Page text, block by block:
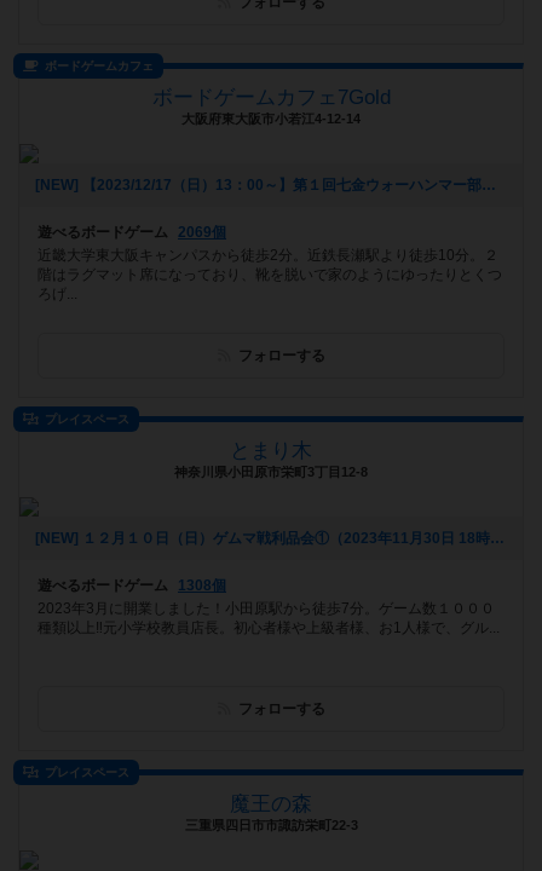
ボードゲームカフェ
ボードゲームカフェ7Gold
大阪府東大阪市小若江4-12-14
[NEW] 【2023/12/17（日）13：00～】第１回七金ウォーハンマー部（2023年12月06日 16時25分）
遊べるボードゲーム
2069個
近畿大学東大阪キャンパスから徒歩2分。近鉄長瀬駅より徒歩10分。２
階はラグマット席になっており、靴を脱いで家のようにゆったりとくつ
ろげ...
フォローする
プレイスペース
とまり木
神奈川県小田原市栄町3丁目12-8
[NEW] １２月１０日（日）ゲムマ戦利品会①（2023年11月30日 18時05分）
遊べるボードゲーム
1308個
2023年3月に開業しました！小田原駅から徒歩7分。ゲーム数１０００
種類以上‼️元小学校教員店長。初心者様や上級者様、お1人様で、グル...
フォローする
プレイスペース
魔王の森
三重県四日市市諏訪栄町22-3